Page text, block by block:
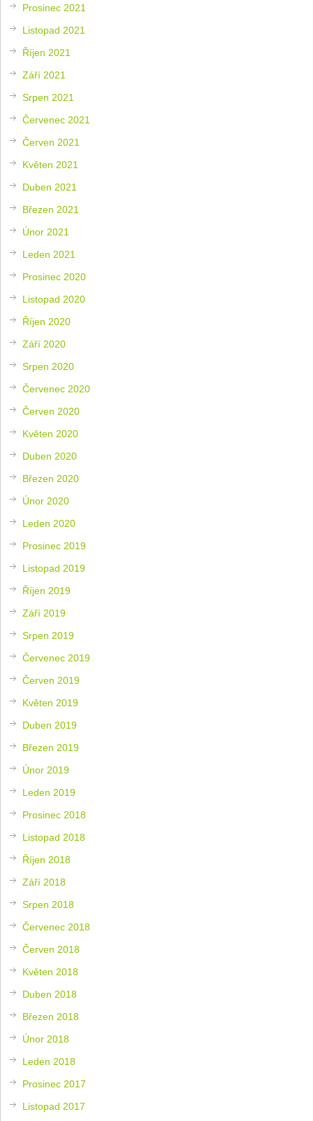
Prosinec 2021
Listopad 2021
Říjen 2021
Září 2021
Srpen 2021
Červenec 2021
Červen 2021
Květen 2021
Duben 2021
Březen 2021
Únor 2021
Leden 2021
Prosinec 2020
Listopad 2020
Říjen 2020
Září 2020
Srpen 2020
Červenec 2020
Červen 2020
Květen 2020
Duben 2020
Březen 2020
Únor 2020
Leden 2020
Prosinec 2019
Listopad 2019
Říjen 2019
Září 2019
Srpen 2019
Červenec 2019
Červen 2019
Květen 2019
Duben 2019
Březen 2019
Únor 2019
Leden 2019
Prosinec 2018
Listopad 2018
Říjen 2018
Září 2018
Srpen 2018
Červenec 2018
Červen 2018
Květen 2018
Duben 2018
Březen 2018
Únor 2018
Leden 2018
Prosinec 2017
Listopad 2017